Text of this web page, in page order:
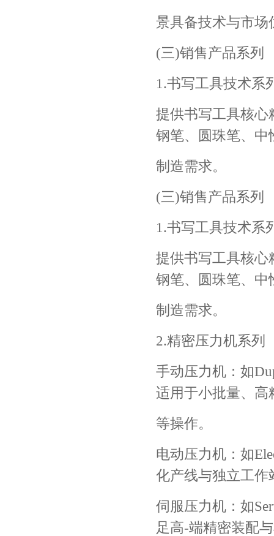
景具备技术与市场
(三)销售产品系列
1.书写工具技术系
提供书写工具核心
钢笔、圆珠笔、中
制造需求。
(三)销售产品系列
1.书写工具技术系
提供书写工具核心
钢笔、圆珠笔、中
制造需求。
2.精密压力机系列
手动压力机：如
适用于小批量、高
等操作。
电动压力机：如
化产线与独立工作
伺服压力机：如
足高-端精密装配